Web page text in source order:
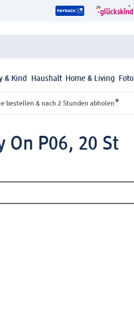
& Kind Haushalt Home & Living Foto
bestellen & nach 2 Stunden abholen*
On P06, 20 St